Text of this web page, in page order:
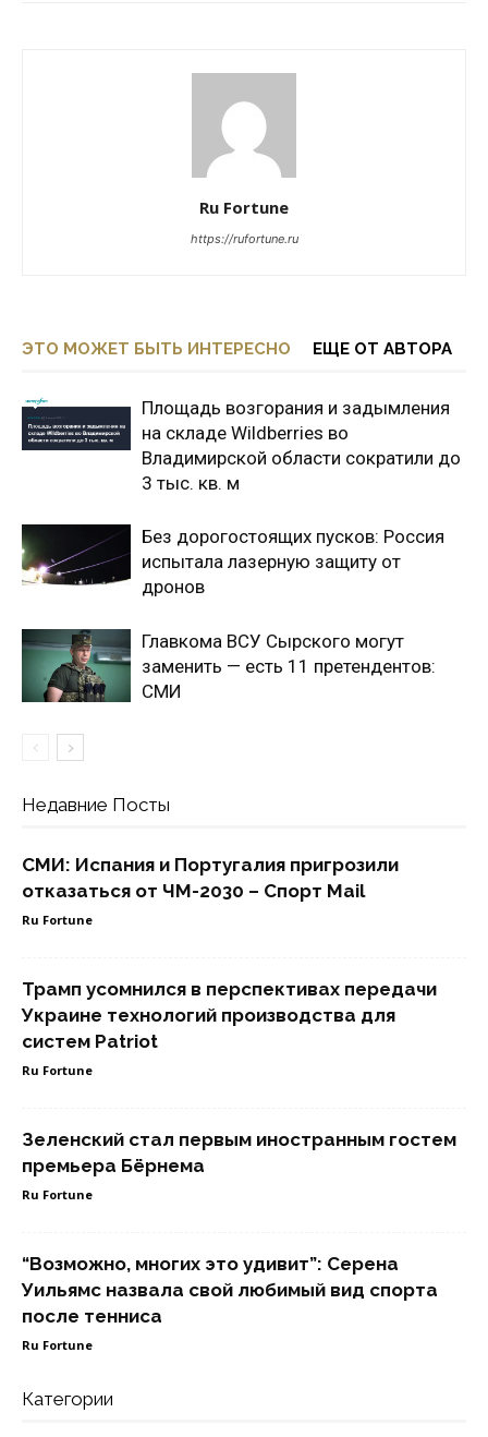
Ru Fortune
https://rufortune.ru
ЭТО МОЖЕТ БЫТЬ ИНТЕРЕСНО ЕЩЕ ОТ АВТОРА
Площадь возгорания и задымления
на складе Wildberries во
Владимирской области сократили до
3 тыс. кв. м
Без дорогостоящих пусков: Россия
испытала лазерную защиту от
дронов
Главкома ВСУ Сырского могут
заменить — есть 11 претендентов:
СМИ
Недавние Посты
СМИ: Испания и Португалия пригрозили
отказаться от ЧМ-2030 – Спорт Mail
Ru Fortune
Трамп усомнился в перспективах передачи
Украине технологий производства для
систем Patriot
Ru Fortune
Зеленский стал первым иностранным гостем
премьера Бёрнема
Ru Fortune
“Возможно, многих это удивит”: Серена
Уильямс назвала свой любимый вид спорта
после тенниса
Ru Fortune
Категории